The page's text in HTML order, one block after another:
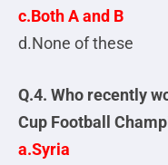
c.Both A and B
d.None of these
Q.4. Who recently
Cup Football
a.Syria